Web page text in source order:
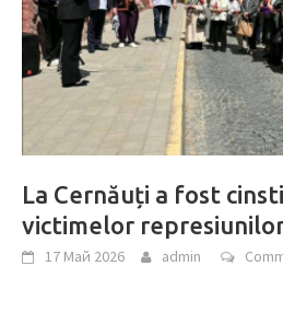
La Cernăuți a fost
victimelor
17 Май 2026 admin